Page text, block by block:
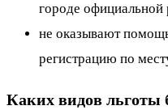
городе официальной
не оказывают
регистрацию по
Каких видов льготы